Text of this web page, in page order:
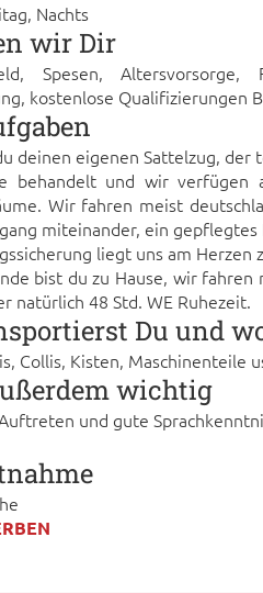
Nachts
wir Dir
Spesen, Altersvorsorge,
kostenlose Qualifizierungen
deinen eigenen Sattelzug,
behandelt und wir
Wir fahren meist
miteinander, ein
liegt uns am Herzen
bist du zu Hause, wir
natürlich 48 Std. WE Ruhezeit.
Du und
Collis, Kisten, Maschinenteile
wichtig
und gute